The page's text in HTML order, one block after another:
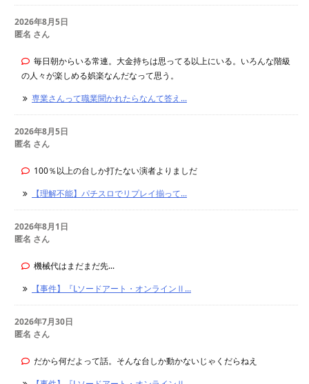
2026年8月5日
匿名 さん
毎日朝からいる常連。大金持ちは思ってる以上にいる。いろんな階級
の人々が楽しめる娯楽なんだなって思う。
専業さんって職業聞かれたらなんて答え...
2026年8月5日
匿名 さん
100％以上の台しか打たない演者よりましだ
【理解不能】パチスロでリプレイ揃って...
2026年8月1日
匿名 さん
機械代はまだまだ先...
【事件】『Lソードアート・オンラインⅡ...
2026年7月30日
匿名 さん
だから何だよって話。そんな台しか動かないじゃくだらねえ